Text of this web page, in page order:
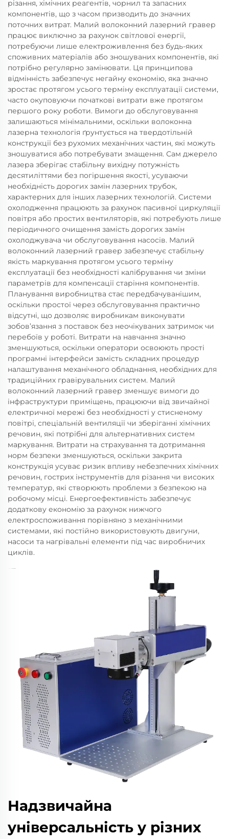
різання, хімічних реагентів, чорнил та запасних
компонентів, що з часом призводить до значних
поточних витрат. Малий волоконний лазерний гравер
працює виключно за рахунок світлової енергії,
потребуючи лише електроживлення без будь-яких
споживних матеріалів або зношуваних компонентів, які
потрібно регулярно замінювати. Ця принципова
відмінність забезпечує негайну економію, яка значно
зростає протягом усього терміну експлуатації системи,
часто окуповуючи початкові витрати вже протягом
першого року роботи. Вимоги до обслуговування
залишаються мінімальними, оскільки волоконна
лазерна технологія ґрунтується на твердотільній
конструкції без рухомих механічних частин, які можуть
зношуватися або потребувати змащення. Сам джерело
лазера зберігає стабільну вихідну потужність
десятиліттями без погіршення якості, усуваючи
необхідність дорогих замін лазерних трубок,
характерних для інших лазерних технологій. Системи
охолодження працюють за рахунок пасивної циркуляції
повітря або простих вентиляторів, які потребують лише
періодичного очищення замість дорогих замін
охолоджувача чи обслуговування насосів. Малий
волоконний лазерний гравер забезпечує стабільну
якість маркування протягом усього терміну
експлуатації без необхідності калібрування чи зміни
параметрів для компенсації старіння компонентів.
Планування виробництва стає передбачуванішим,
оскільки простої через обслуговування практично
відсутні, що дозволяє виробникам виконувати
зобов’язання з поставок без неочікуваних затримок чи
перебоїв у роботі. Витрати на навчання значно
зменшуються, оскільки оператори освоюють прості
програмні інтерфейси замість складних процедур
налаштування механічного обладнання, необхідних для
традиційних гравірувальних систем. Малий
волоконний лазерний гравер зменшує вимоги до
інфраструктури приміщень, працюючи від звичайної
електричної мережі без необхідності у стисненому
повітрі, спеціальній вентиляції чи зберіганні хімічних
речовин, які потрібні для альтернативних систем
маркування. Витрати на страхування та дотримання
норм безпеки зменшуються, оскільки закрита
конструкція усуває ризик впливу небезпечних хімічних
речовин, гострих інструментів для різання чи високих
температур, які створюють проблеми з безпекою на
робочому місці. Енергоефективність забезпечує
додаткову економію за рахунок нижчого
електроспоживання порівняно з механічними
системами, які постійно використовують двигуни,
насоси та нагрівальні елементи під час виробничих
циклів.
Надзвичайна
універсальність у різних